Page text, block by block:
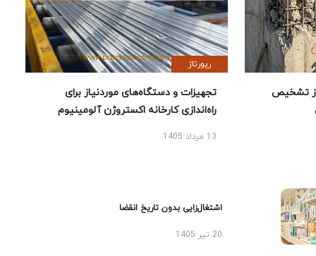
تشخیص
رپورتاژ
تجهیزات و دستگاه‌های موردنیاز برای
راه‌اندازی کارخانه اکستروژن آلومینیوم
13 مرداد 1405
اشتغال‌زایی بدون تاریخ انقضا
20 تیر 1405